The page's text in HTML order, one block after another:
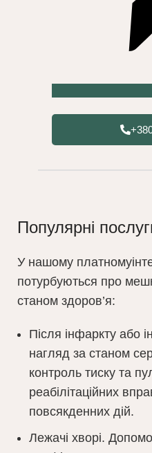
Популярні
У нашому
потурбуються про
станом здоров’я:
Після інфаркту або
нагляд за станом
контроль тиску та
реабілітаційних
повсякденних дій.
Лежачі хворі.